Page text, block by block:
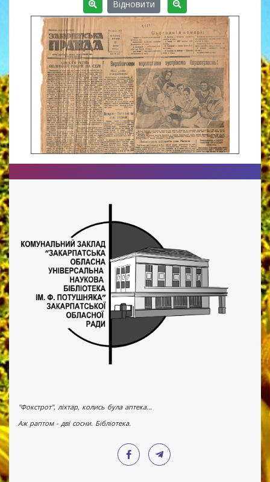
Відновити
"Фокстрот", ліхтар, колись була аптека...
Аж раптом - дві сосни. Бібліотека.